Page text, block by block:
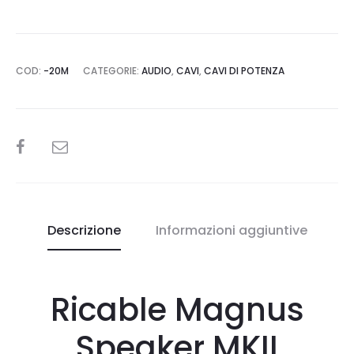
COD: -20M CATEGORIE: AUDIO, CAVI, CAVI DI POTENZA
SHARE
Descrizione Informazioni aggiuntive
Ricable Magnus